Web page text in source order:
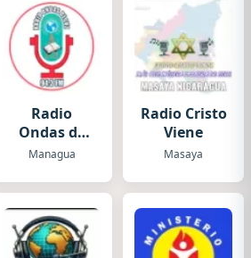
Radio
Ondas de
Luz
Managua
Radio Cristo
Viene
Masaya